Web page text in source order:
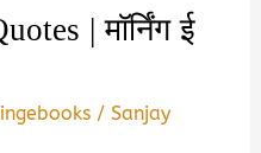
| मॉर्निंग ई
/Sanjay